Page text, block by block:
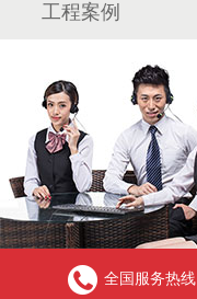
工程案例
全国服务热线